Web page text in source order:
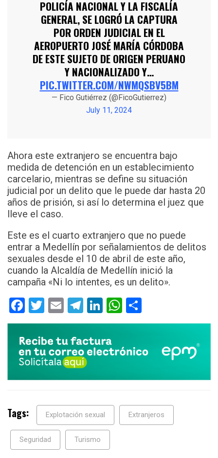
POLICÍA NACIONAL Y LA FISCALÍA
GENERAL, SE LOGRÓ LA CAPTURA
POR ORDEN JUDICIAL EN EL
AEROPUERTO JOSÉ MARÍA CÓRDOBA
DE ESTE SUJETO DE ORIGEN PERUANO
Y NACIONALIZADO Y…
PIC.TWITTER.COM/NWMQSBV5BM
— Fico Gutiérrez (@FicoGutierrez)
July 11, 2024
Ahora este extranjero se encuentra bajo
medida de detención en un establecimiento
carcelario, mientras se define su situación
judicial por un delito que le puede dar hasta 20
años de prisión, si así lo determina el juez que
lleve el caso.
Este es el cuarto extranjero que no puede
entrar a Medellín por señalamientos de delitos
sexuales desde el 10 de abril de este año,
cuando la Alcaldía de Medellín inició la
campaña «Ni lo intentes, es un delito».
Facebook
Twitter
EmailTelegram
LinkedIn
WhatsApp
Tags: Explotación sexual Extranjeros
Seguridad Turismo